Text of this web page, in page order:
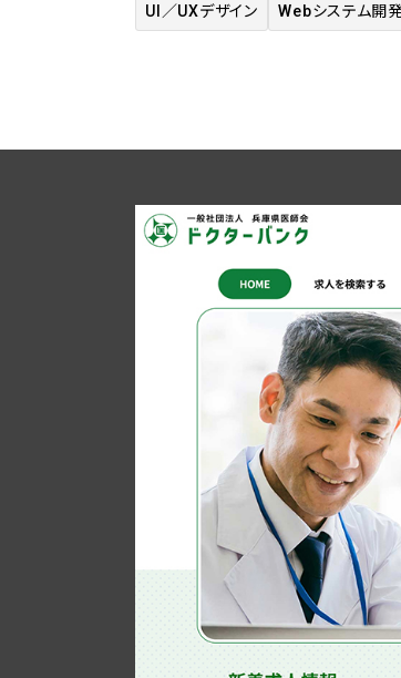
UI／UXデザイン Webシステム開